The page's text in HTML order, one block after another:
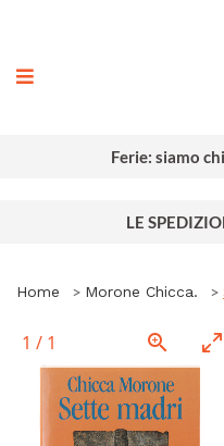
Ferie: siamo
LE
Home Morone Chicca.
1 / 1